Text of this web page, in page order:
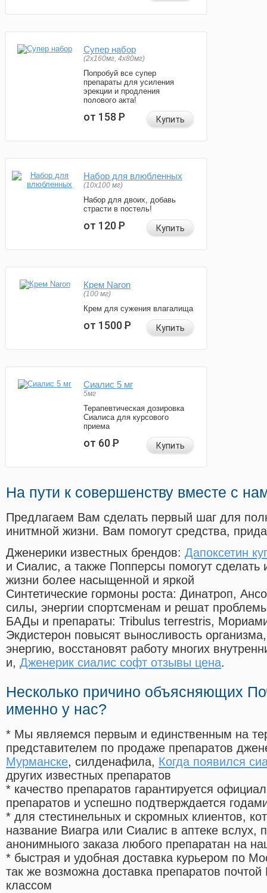
Супер набор
(2х160мг, 4х80мг)
Попробуй все супер
препараты для усиления
эрекции и продления
полового акта!
от 158Р Купить
Набор для влюбленных
(10х100 мг)
Набор для двоих, добавь
страсти в постель!
от 120Р Купить
Крем Naron
(100 мг)
Крем для сужения влагалища
от 1500Р Купить
Сиалис 5 мг
5мг
Терапевтическая дозировка
Сиалиса для курсового
приема
от 60Р Купить
На пути к совершенству вместе с
Предлагаем Вам сделать первый шаг для
инитмной жизни. Вам помогут средства,
Дженерики известных брендов: Дапоксетин
и Сиалис, а также Попперсы помогут
жизни более насыщенной и яркой
Синтетические гормоны роста: Динатроп,
силы, энергии спортсменам и решат
БАДы и препараты: Tribulus terrestris,
Экдистерон повысят выносливость
энергию, восстановят работу многих
и, Дженерик сиалис софт отзывы цена.
Несколько причино объясняющих
именно у нас?
* Мы являемся первым и единственным на
представителем по продаже препаратов
Мурманске, силденафила, Когда появился
других известных препаратов
* качество препаратов гарантируется
препаратов и успешно подтверждается
* для стестинельных и скромных клиентов,
название Виагра или Сиалис в аптеке вслух,
анонимныого заказа любого препаратан на
* быстрая и удобная доставка курьером по
так же возможна доставка препаратов
классом